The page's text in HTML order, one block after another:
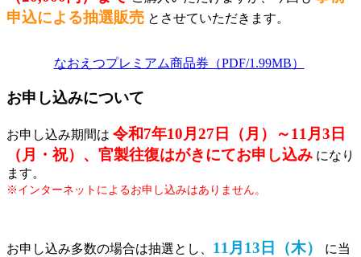
申込による抽選販売 とさせていただきます。
なおえつプレミアム商品券（PDF/1.99MB）
お申し込みについて
お申し込み期間は 令和7年10月27日（月）～11月3日
（月・祝）、官製往復はがきにてお申し込み になり
ます。
※インターネットによるお申し込みはありません。
お申し込み多数の場合は抽選とし、 11月13日（木）
に当